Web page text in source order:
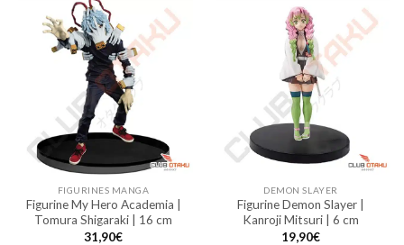
a
plusieurs
variations.
Les
options
peuvent
être
choisies
la
page
du
produit
a
plusieurs
variations.
Les
options
peuvent
être
choisies
sur
page
du
produit
FIGURINES MANGA
Figurine My Hero Academia |
Tomura Shigaraki | 16 cm
31,90€
DEMON SLAYER
Figurine Demon Slayer |
Kanroji Mitsuri | 6 cm
19,90€